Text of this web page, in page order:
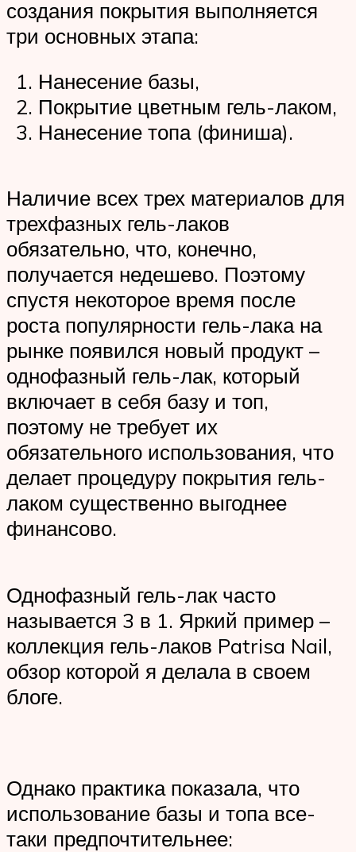
создания покрытия выполняется
три основных этапа:
Нанесение базы,
Покрытие цветным гель-лаком,
Нанесение топа (финиша).
Наличие всех трех материалов для
трехфазных гель-лаков
обязательно, что, конечно,
получается недешево. Поэтому
спустя некоторое время после
роста популярности гель-лака на
рынке появился новый продукт –
однофазный гель-лак, который
включает в себя базу и топ,
поэтому не требует их
обязательного использования, что
делает процедуру покрытия гель-
лаком существенно выгоднее
финансово.
Однофазный гель-лак часто
называется 3 в 1. Яркий пример –
коллекция гель-лаков Patrisa Nail,
обзор которой я делала в своем
блоге.
Однако практика показала, что
использование базы и топа все-
таки предпочтительнее: